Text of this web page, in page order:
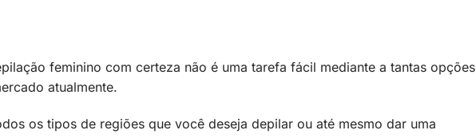
feminino com certeza não é uma tarefa fácil mediante a tantas opções
atualmente.
os tipos de regiões que você deseja depilar ou até mesmo dar uma